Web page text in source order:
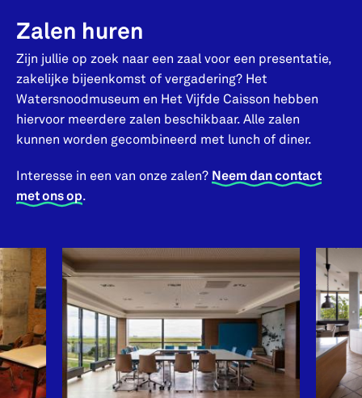
Zalen huren
Zijn jullie op zoek naar een zaal voor een presentatie,
zakelijke bijeenkomst of vergadering? Het
Watersnoodmuseum en Het Vijfde Caisson hebben
hiervoor meerdere zalen beschikbaar. Alle zalen
kunnen worden gecombineerd met lunch of diner.
Interesse in een van onze zalen? Neem dan contact
met ons op.